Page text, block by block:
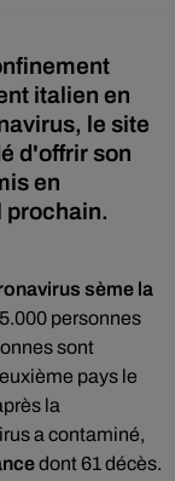
italien en
le site
d'offrir son
en
prochain.
sème la
personnes
sont
pays le
la
a contaminé,
dont 61 décès.